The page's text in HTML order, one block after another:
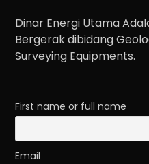
Dinar Energi Utama
Bergerak dibidang
Surveying Equipments.
First name or full name
Email